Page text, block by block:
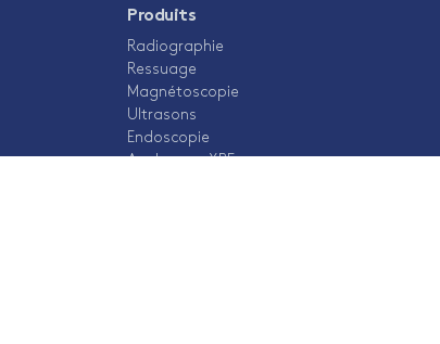
Produits
Radiographie
Ressuage
Magnétoscopie
Ultrasons
Endoscopie
Analyseurs XRF